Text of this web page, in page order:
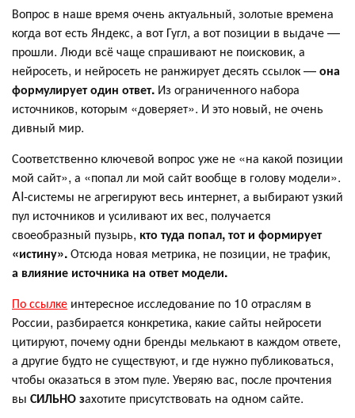
Вопрос в наше время очень актуальный, золотые времена
когда вот есть Яндекс, а вот Гугл, а вот позиции в выдаче —
прошли. Люди всё чаще спрашивают не поисковик, а
нейросеть, и нейросеть не ранжирует десять ссылок —она
формулирует один ответ. Из ограниченного набора
источников, которым «доверяет». И это новый, не очень
дивный мир.
Соответственно ключевой вопрос уже не «на какой позиции
мой сайт», а «попал ли мой сайт вообще в голову модели».
AI-системы не агрегируют весь интернет, а выбирают узкий
пул источников и усиливают их вес, получается
своеобразный пузырь, кто туда попал, тот и формирует
«истину».Отсюда новая метрика, не позиции, не трафик,
а влияние источника на ответ модели.
По ссылке интересное исследование по 10 отраслям в
России, разбирается конкретика, какие сайты нейросети
цитируют, почему одни бренды мелькают в каждом ответе,
а другие будто не существуют, и где нужно публиковаться,
чтобы оказаться в этом пуле. Уверяю вас, после прочтения
вы СИЛЬНО захотите присутствовать на одном сайте.